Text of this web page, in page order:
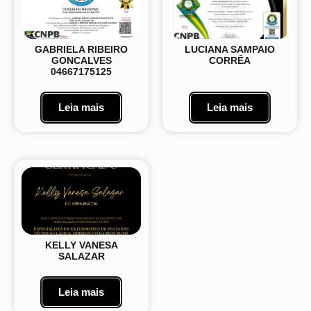
GABRIELA RIBEIRO
GONCALVES
04667175125
Leia mais
LUCIANA SAMPAIO
CORRÊA
Leia mais
KELLY VANESA
SALAZAR
Leia mais